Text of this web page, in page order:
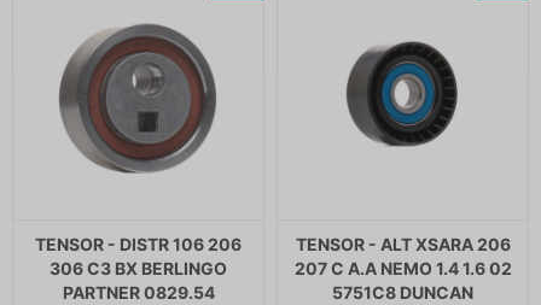
TENSOR - DISTR 106 206
306 C3 BX BERLINGO
PARTNER 0829.54
TENSOR - ALT XSARA 206
207 C A.A NEMO 1.4 1.6 02
5751C8 DUNCAN